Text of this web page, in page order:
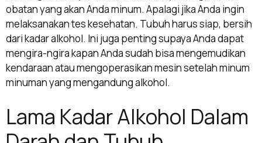
obatan yang akan Anda minum. Apalagi jika Anda ingin
melaksanakan tes kesehatan. Tubuh harus siap, bersih
dari kadar alkohol. Ini juga penting supaya Anda dapat
mengira-ngira kapan Anda sudah bisa mengemudikan
kendaraan atau mengoperasikan mesin setelah minum
minuman yang mengandung alkohol.
Lama Kadar Alkohol Dalam